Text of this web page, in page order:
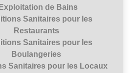
de Bains
Sanitaires pour les
Restaurants
Sanitaires pour les
Boulangeries
Sanitaires pour les Locaux